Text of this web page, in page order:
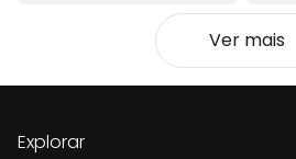
Ver mais
Explorar